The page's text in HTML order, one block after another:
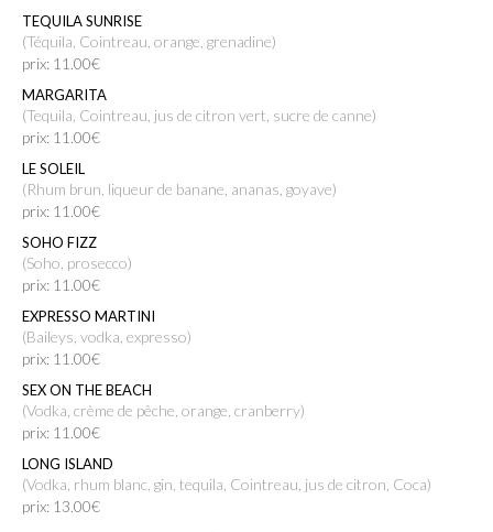
TEQUILA SUNRISE
(Téquila, Cointreau, orange, grenadine)
prix: 11.00€
MARGARITA
(Tequila, Cointreau, jus de citron vert, sucre de canne)
prix: 11.00€
LE SOLEIL
(rhum brun, liqueur de banane, ananas, goyave)
prix: 11.00€
SOHO FIZZ
(Soho, prosecco)
prix: 11.00€
EXPRESSO MARTINI
(Baileys, vodka, expresso)
prix: 11.00€
SEX ON THE BEACH
(vodka, crème de pêche, orange, cranberry)
prix: 11.00€
LONG ISLAND
(vodka, rhum blanc, gin, tequila, Cointreau, jus de citron, Coca)
prix: 13.00€